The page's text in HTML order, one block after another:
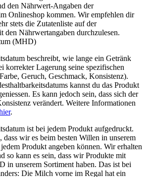
den Nährwert-Angaben der
Onlineshop kommen. Wir empfehlen dir
stets die Zutatenliste auf der
den Nährwertangaben durchzulesen.
(MHD)
beschreibt, wie lange ein Getränk
korrekter Lagerung seine spezifischen
Geruch, Geschmack, Konsistenz).
kannst du das Produkt
Es kann jedoch sein, dass sich der
verändert. Weitere Informationen
.
ist bei jedem Produkt aufgedruckt.
dass wir es beim besten Willen in unserem
Produkt angeben können. Wir erhalten
so kann es sein, dass wir Produkte mit
in unserem Sortiment haben. Das ist bei
Die Milch vorne im Regal hat ein